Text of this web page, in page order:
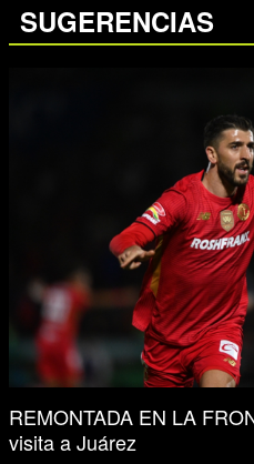
SUGERENCIAS
REMONTADA EN LA
visita a Juárez